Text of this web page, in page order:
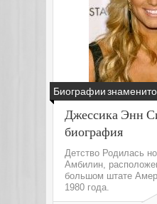
Биографии
Джессика Энн
биография
Детство Родилась
Амбилин,
большом штате
1980 года.